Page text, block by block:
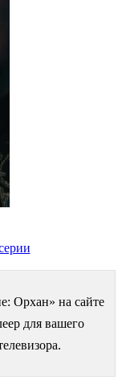
Орхан» на сайте
для вашего